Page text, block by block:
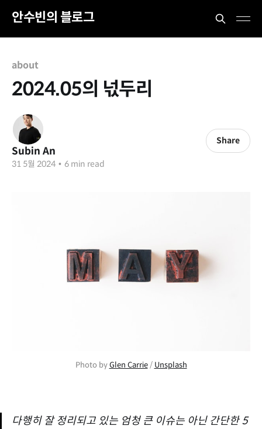
안수빈의 블로그
about
2024.05의 넋두리
Subin An
31 5월 2024 • 6 min read
Share
Photo by Glen Carrie / Unsplash
다행히 잘 정리되고 있는 엄청 큰 이슈는 아닌 간단한 5